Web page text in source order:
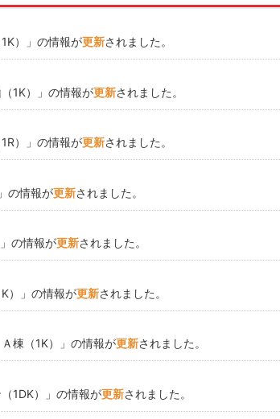
1K）」の情報が更新されました。
（1K）」の情報が更新されました。
1R）」の情報が更新されました。
の情報が更新されました。
」の情報が更新されました。
）」の情報が更新されました。
棟 （1K）」の情報が更新されました。
（1DK）」の情報が更新されました。